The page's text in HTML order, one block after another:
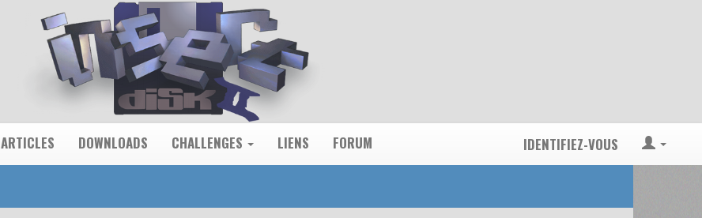
ARTICLES DOWNLOADS CHALLENGES LIENS FORUM IDENTIFIEZ-VOUS